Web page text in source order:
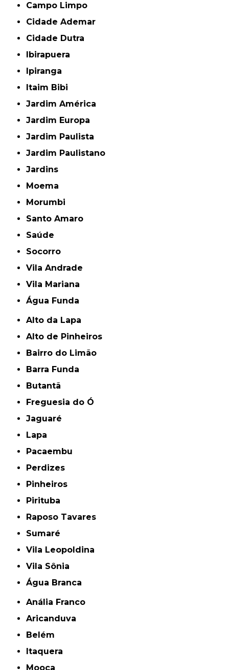
Campo Limpo
Cidade Ademar
Cidade Dutra
Ibirapuera
Ipiranga
Itaim Bibi
Jardim América
Jardim Europa
Jardim Paulista
Jardim Paulistano
Jardins
Moema
Morumbi
Santo Amaro
Saúde
Socorro
Vila Andrade
Vila Mariana
Água Funda
Alto da Lapa
Alto de Pinheiros
Bairro do Limão
Barra Funda
Butantã
Freguesia do Ó
Jaguaré
Lapa
Pacaembu
Perdizes
Pinheiros
Pirituba
Raposo Tavares
Sumaré
Vila Leopoldina
Vila Sônia
Água Branca
Anália Franco
Aricanduva
Belém
Itaquera
Mooca